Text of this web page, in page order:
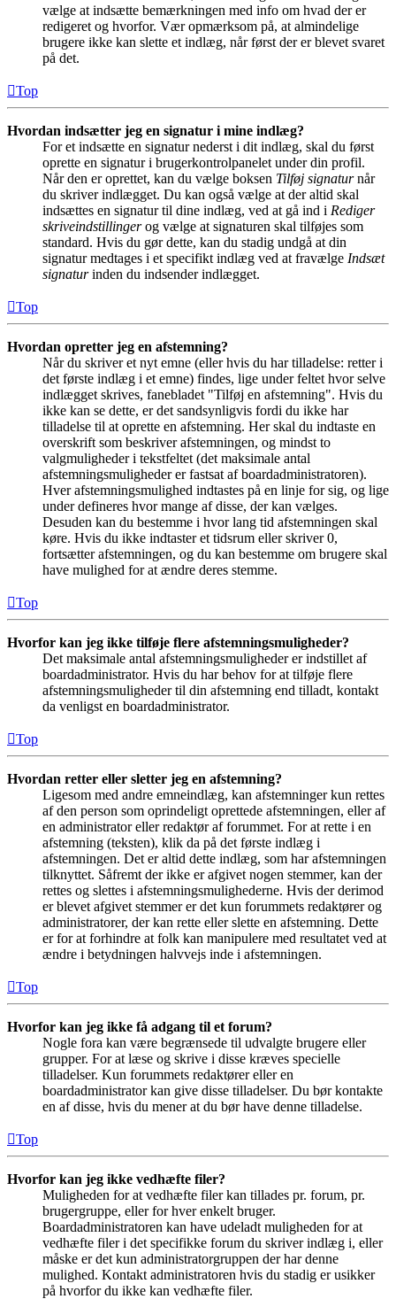
vælge at indsætte bemærkningen med info om hvad der er
redigeret og hvorfor. Vær opmærksom på, at almindelige
brugere ikke kan slette et indlæg, når først der er blevet svaret
på det.
Top
Hvordan indsætter jeg en signatur i mine indlæg?
For et indsætte en signatur nederst i dit indlæg, skal du først
oprette en signatur i brugerkontrolpanelet under din profil.
Når den er oprettet, kan du vælge boksen Tilføj signaturnår
du skriver indlægget. Du kan også vælge at der altid skal
indsættes en signatur til dine indlæg, ved at gå ind i Rediger
skriveindstillingerog vælge at signaturen skal tilføjes som
standard. Hvis du gør dette, kan du stadig undgå at din
signatur medtages i et specifikt indlæg ved at fravælge Indsæt
signaturinden du indsender indlægget.
Top
Hvordan opretter jeg en afstemning?
Når du skriver et nyt emne (eller hvis du har tilladelse: retter i
det første indlæg i et emne) findes, lige under feltet hvor selve
indlægget skrives, fanebladet "Tilføj en afstemning". Hvis du
ikke kan se dette, er det sandsynligvis fordi du ikke har
tilladelse til at oprette en afstemning. Her skal du indtaste en
overskrift som beskriver afstemningen, og mindst to
valgmuligheder i tekstfeltet (det maksimale antal
afstemningsmuligheder er fastsat af boardadministratoren).
Hver afstemningsmulighed indtastes på en linje for sig, og lige
under defineres hvor mange af disse, der kan vælges.
Desuden kan du bestemme i hvor lang tid afstemningen skal
køre. Hvis du ikke indtaster et tidsrum eller skriver 0,
fortsætter afstemningen, og du kan bestemme om brugere skal
have mulighed for at ændre deres stemme.
Top
Hvorfor kan jeg ikke tilføje flere afstemningsmuligheder?
Det maksimale antal afstemningsmuligheder er indstillet af
boardadministrator. Hvis du har behov for at tilføje flere
afstemningsmuligheder til din afstemning end tilladt, kontakt
da venligst en boardadministrator.
Top
Hvordan retter eller sletter jeg en afstemning?
Ligesom med andre emneindlæg, kan afstemninger kun rettes
af den person som oprindeligt oprettede afstemningen, eller af
en administrator eller redaktør af forummet. For at rette i en
afstemning (teksten), klik da på det første indlæg i
afstemningen. Det er altid dette indlæg, som har afstemningen
tilknyttet. Såfremt der ikke er afgivet nogen stemmer, kan der
rettes og slettes i afstemningsmulighederne. Hvis der derimod
er blevet afgivet stemmer er det kun forummets redaktører og
administratorer, der kan rette eller slette en afstemning. Dette
er for at forhindre at folk kan manipulere med resultatet ved at
ændre i betydningen halvvejs inde i afstemningen.
Top
Hvorfor kan jeg ikke få adgang til et forum?
Nogle fora kan være begrænsede til udvalgte brugere eller
grupper. For at læse og skrive i disse kræves specielle
tilladelser. Kun forummets redaktører eller en
boardadministrator kan give disse tilladelser. Du bør kontakte
en af disse, hvis du mener at du bør have denne tilladelse.
Top
Hvorfor kan jeg ikke vedhæfte filer?
Muligheden for at vedhæfte filer kan tillades pr. forum, pr.
brugergruppe, eller for hver enkelt bruger.
Boardadministratoren kan have udeladt muligheden for at
vedhæfte filer i det specifikke forum du skriver indlæg i, eller
måske er det kun administratorgruppen der har denne
mulighed. Kontakt administratoren hvis du stadig er usikker
på hvorfor du ikke kan vedhæfte filer.